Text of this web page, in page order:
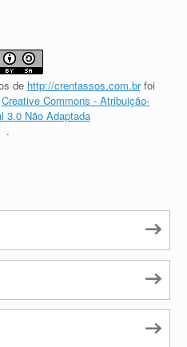
de http://crentassos.com.brfoi
Creative Commons - Atribuição-
3.0 Não Adaptada
.